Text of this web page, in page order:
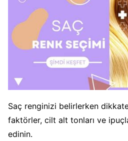
Saç renginizi belirlerken
faktörler, cilt alt tonları ve
edinin.